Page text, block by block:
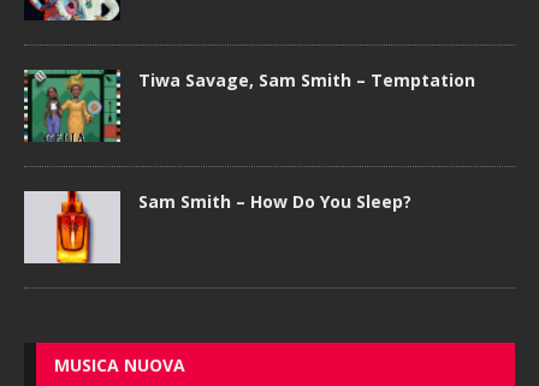
Tiwa Savage, Sam Smith – Temptation
Sam Smith – How Do You Sleep?
MUSICA NUOVA